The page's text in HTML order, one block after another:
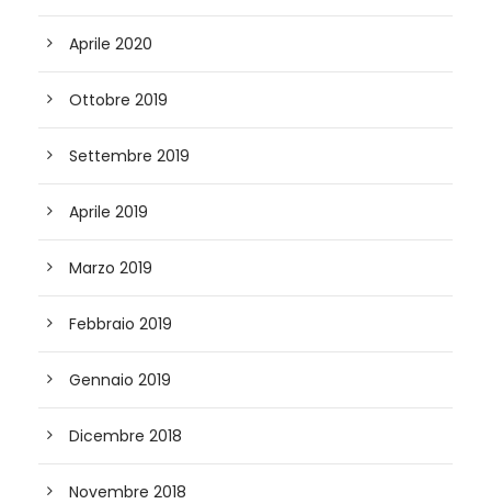
Aprile 2020
Ottobre 2019
Settembre 2019
Aprile 2019
Marzo 2019
Febbraio 2019
Gennaio 2019
Dicembre 2018
Novembre 2018